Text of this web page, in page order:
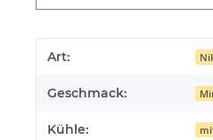
Art:
Geschmack:
Kühle: